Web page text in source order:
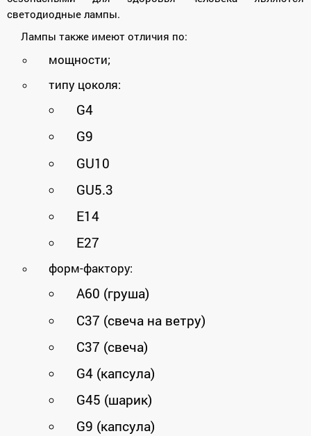
светодиодные лампы.
Лампы также имеют отличия по:
мощности;
типу цоколя:
G4
G9
GU10
GU5.3
Е14
Е27
форм-фактору:
A60 (груша)
C37 (свеча на ветру)
C37 (свеча)
G4 (капсула)
G45 (шарик)
G9 (капсула)